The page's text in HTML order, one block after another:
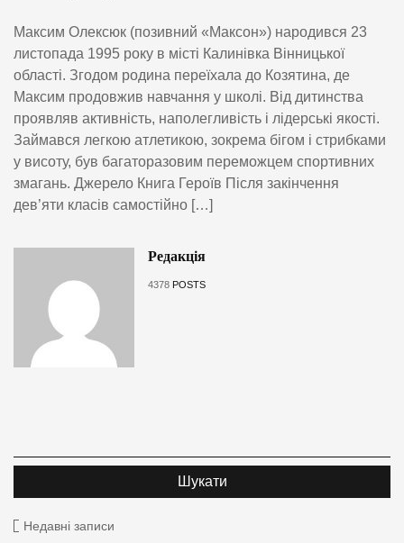
Максим Олексюк (позивний «Максон») народився 23
листопада 1995 року в місті Калинівка Вінницької
області. Згодом родина переїхала до Козятина, де
Максим продовжив навчання у школі. Від дитинства
проявляв активність, наполегливість і лідерські якості.
Займався легкою атлетикою, зокрема бігом і стрибками
у висоту, був багаторазовим переможцем спортивних
змагань. Джерело Книга Героїв Після закінчення
дев’яти класів самостійно […]
Редакція
4378 POSTS
Недавні записи